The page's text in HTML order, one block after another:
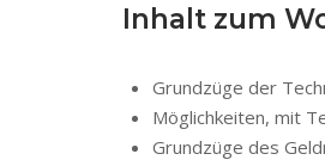
Inhalt zum
Grundzüge der
Möglichkeiten, mit
Grundzüge des